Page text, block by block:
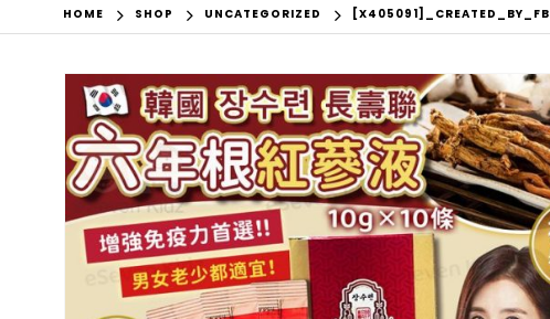
HOME SHOP UNCATEGORIZED [X405091]_CREATED_BY_FB